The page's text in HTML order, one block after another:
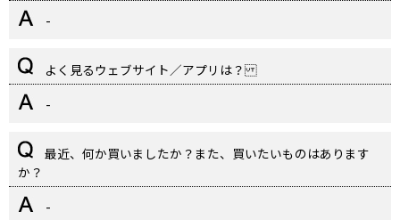
-
よく見るウェブサイト／アプリは？
-
最近、何か買いましたか？また、買いたいものはあります
か？
-